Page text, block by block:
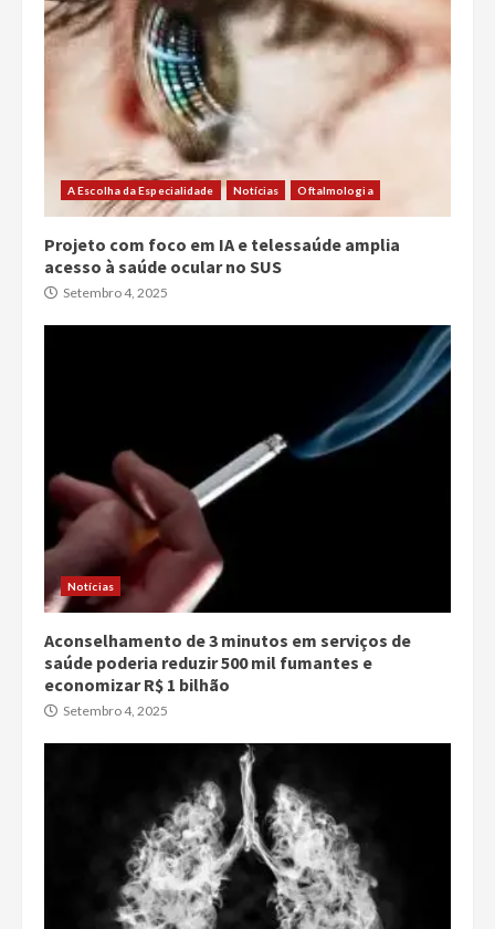
A Escolha da Especialidade Notícias Oftalmologia
Projeto com foco em IA e telessaúde amplia
acesso à saúde ocular no SUS
Setembro 4, 2025
Notícias
Aconselhamento de 3 minutos em serviços de
saúde poderia reduzir 500 mil fumantes e
economizar R$ 1 bilhão
Setembro 4, 2025